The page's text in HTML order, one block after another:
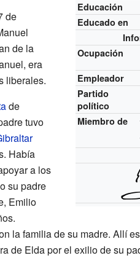
Educación
Educado en
Ocupación
Empleador
Partido
político
Miembro de
de
de la
era
liberales.
de
tuvo
Había
a los
su padre
Emilio
la familia de su madre. Allí
de Elda por el exilio de su